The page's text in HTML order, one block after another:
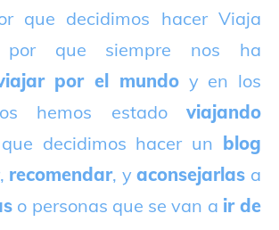
que decidimos hacer Viaja
que siempre nos ha
por el mundoy en los
hemos estado viajando
decidimos hacer un blog
recomendar, yaconsejarlas a
o personas que se van a ir de